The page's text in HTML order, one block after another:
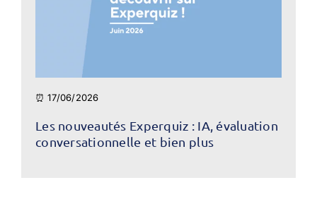
⏰ 17/06/2026
Les nouveautés Experquiz : IA, évaluation
conversationnelle et bien plus